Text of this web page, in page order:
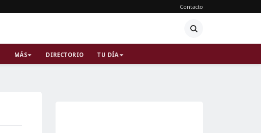
Contacto
MÁS DIRECTORIO TU DÍA